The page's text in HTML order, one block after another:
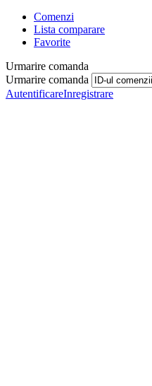
Comenzi
Lista comparare
Favorite
Urmarire comanda
Urmarire comanda
AutentificareInregistrare